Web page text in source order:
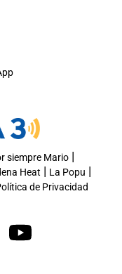
siempre Mario|
Heat | La Popu |
de Privacidad